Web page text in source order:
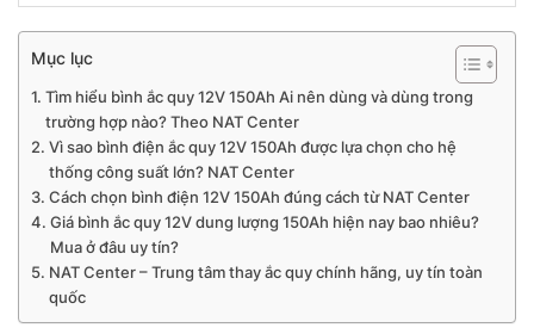
2.900.000₫
4
Bình Ắc Quy Khô Rocket 150Ah
SMF N150
2.780.000₫
XEM NGAY
5 XEM NGAY
Mục lục
Tìm hiểu bình ắc quy 12V 150Ah Ai nên dùng và dùng trong
trường hợp nào? Theo NAT Center
Vì sao bình điện ắc quy 12V 150Ah được lựa chọn cho hệ
thống công suất lớn? NAT Center
Cách chọn bình điện 12V 150Ah đúng cách từ NAT Center
Giá bình ắc quy 12V dung lượng 150Ah hiện nay bao nhiêu?
Mua ở đâu uy tín?
NAT Center – Trung tâm thay ắc quy chính hãng, uy tín toàn
quốc